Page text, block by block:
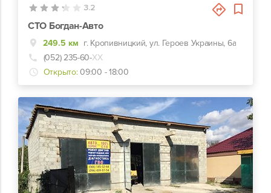
3.2
СТО Богдан-Авто
249.5 км г. Кропивницкий, ул. Героев Украины, 6а
(052) 235-60-ХХ
Открыто: 09:00 - 18:00